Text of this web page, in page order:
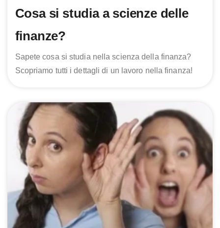
Cosa si studia a scienze delle
finanze?
Sapete cosa si studia nella scienza della finanza?
Scopriamo tutti i dettagli di un lavoro nella finanza!